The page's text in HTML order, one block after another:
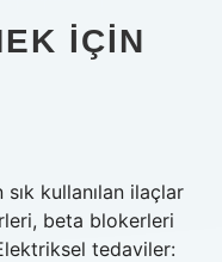
IÇIN
sık kullanılan ilaçlar
beta blokerleri
tedaviler: